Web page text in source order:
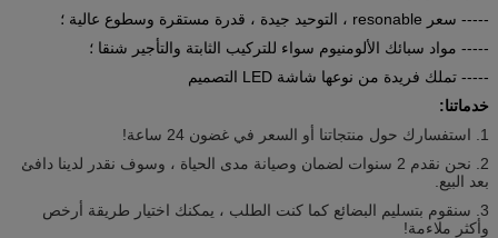
----- سعر resonable ، التوحيد جيدة ، قدرة مستقرة وسطوع عالية ؛
----- مواد سبائك الألومنيوم سواء للتركيب الثابتة والتأجير شنقا ؛
----- تملك فريدة من نوعها شاشة LED التصميم
خدماتنا:
1. استفسارك حول منتجاتنا أو السعر في غضون 24 ساعة!
2. نحن نقدم 2 سنوات لضمان وصيانة مدى الحياة ، وسوف نقدر لدينا دافئ
بعد البيع.
3. سنقوم بتسليم البضائع كما كنت الطلب ، يمكنك اختيار طريقة أرخص
وأكثر ملاءمة!